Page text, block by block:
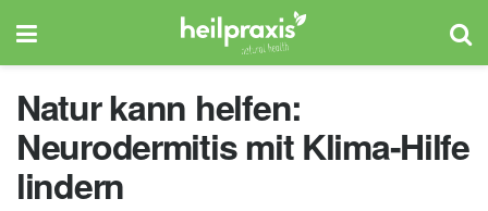
Natur kann helfen:
Neurodermitis mit Klima-Hilfe
lindern